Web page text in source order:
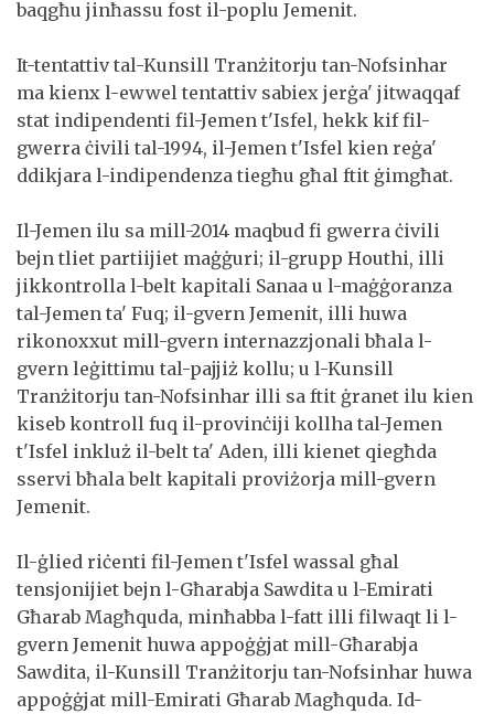
baqgħu jinħassu fost il-poplu Jemenit.
It-tentattiv tal-Kunsill Tranżitorju tan-Nofsinhar
ma kienx l-ewwel tentattiv sabiex jerġa' jitwaqqaf
stat indipendenti fil-Jemen t'Isfel, hekk kif fil-
gwerra ċivili tal-1994, il-Jemen t'Isfel kien reġa'
ddikjara l-indipendenza tiegħu għal ftit ġimgħat.
Il-Jemen ilu sa mill-2014 maqbud fi gwerra ċivili
bejn tliet partiijiet maġġuri; il-grupp Houthi, illi
jikkontrolla l-belt kapitali Sanaa u l-maġġoranza
tal-Jemen ta' Fuq; il-gvern Jemenit, illi huwa
rikonoxxut mill-gvern internazzjonali bħala l-
gvern leġittimu tal-pajjiż kollu; u l-Kunsill
Tranżitorju tan-Nofsinhar illi sa ftit ġranet ilu kien
kiseb kontroll fuq il-provinċiji kollha tal-Jemen
t'Isfel inkluż il-belt ta' Aden, illi kienet qiegħda
sservi bħala belt kapitali proviżorja mill-gvern
Jemenit.
Il-ġlied riċenti fil-Jemen t'Isfel wassal għal
tensjonijiet bejn l-Għarabja Sawdita u l-Emirati
Għarab Magħquda, minħabba l-fatt illi filwaqt li l-
gvern Jemenit huwa appoġġjat mill-Għarabja
Sawdita, il-Kunsill Tranżitorju tan-Nofsinhar huwa
appoġġjat mill-Emirati Għarab Magħquda. Id-